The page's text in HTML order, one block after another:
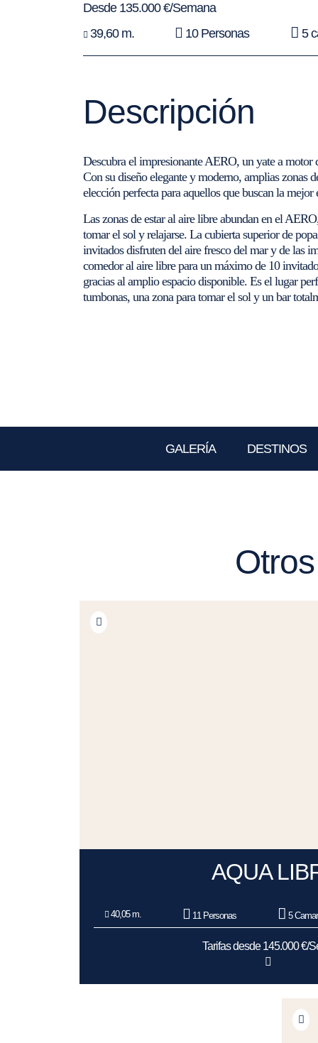
Desde 135.000 €/Semana
39,60 m.
10 Personas 5
Descripción
Descubra el impresionante AERO, un yate a
Con su diseño elegante y moderno, amplias zonas
elección perfecta para aquellos que buscan la
Las zonas de estar al aire libre abundan en el
tomar el sol y relajarse. La cubierta superior de
invitados disfruten del aire fresco del mar y de las
comedor al aire libre para un máximo de 10
gracias al amplio espacio disponible. Es el lugar
tumbonas, una zona para tomar el sol y un bar
GALERÍA DESTINOS
AQUA
40,05 m. 11 Personas 5
Tarifas desde 145.000 €/